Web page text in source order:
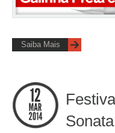
Saiba Mais